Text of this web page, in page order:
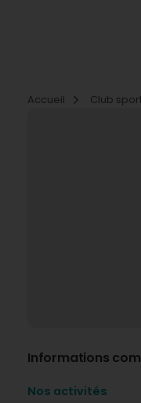
Accueil
Club
Informations
Nos activités